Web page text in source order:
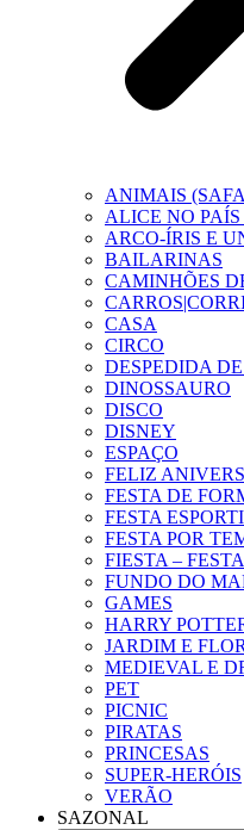
ANIMAIS
ALICE NO
ARCO-ÍRIS E
BAILARINAS
CAMINHÕES
CASA
CIRCO
DESPEDIDA
DINOSSAURO
DISCO
DISNEY
ESPAÇO
FELIZ
FESTA DE
FESTA
FESTA POR
FIESTA –
FUNDO DO
GAMES
HARRY
JARDIM E
MEDIEVAL E
PET
PICNIC
PIRATAS
PRINCESAS
SUPER-HERÓIS
VERÃO
SAZONAL